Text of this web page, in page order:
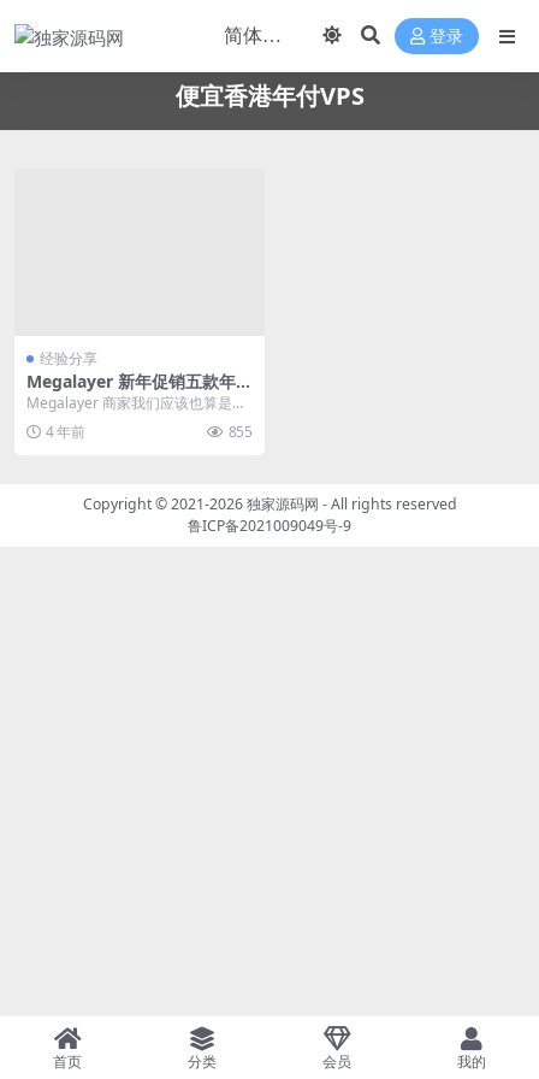
登录
便宜香港年付VPS
经验分享
Megalayer 新年促销五款年付
VPS主机 香港CN2 VPS 2M带
宽年付199元
Megalayer 商家我们应该也算是比
较熟悉的香港服务商。Megalaye
r ...4 年前 855
Copyright © 2021-2026独家源码网 - All rights reserved
鲁ICP备2021009049号-9
首页 分类 会员 我的